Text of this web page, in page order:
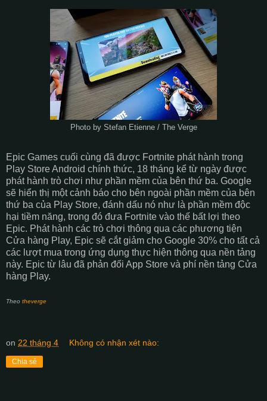
Photo by Stefan Etienne / The Verge
Epic Games cuối cùng đã được Fortnite phát hành trong
Play Store Android chính thức, 18 tháng kể từ ngày được
phát hành trò chơi như phần mềm của bên thứ ba. Google
sẽ hiển thị một cảnh báo cho bên ngoài phần mềm của bên
thứ ba của Play Store, đánh dấu nó như là phần mềm độc
hại tiềm năng, trong đó đưa Fortnite vào thế bất lợi theo
Epic. Phát hành các trò chơi thông qua các phương tiện
Cửa hàng Play, Epic sẽ cắt giảm cho Google 30% cho tất cả
các lượt mua trong ứng dụng thực hiện thông qua nền tảng
này. Epic từ lâu đã phản đối App Store và phí nền tảng Cửa
hàng Play.
Theo theverge
on 22 tháng 4 Không có nhận xét nào:
Chia sẻ